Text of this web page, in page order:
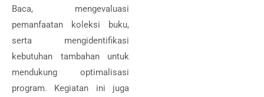
Baca, mengevaluasi
pemanfaatan koleksi buku,
serta mengidentifikasi
kebutuhan tambahan untuk
mendukung optimalisasi
program. Kegiatan ini juga